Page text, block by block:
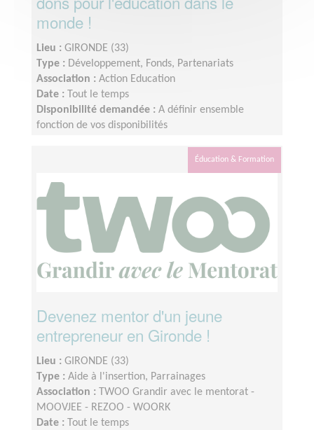
monde !
Lieu : GIRONDE (33)
Type : Développement, Fonds, Partenariats
Association : Action Education
Date :
Tout le temps
Disponibilité demandée : A définir ensemble
fonction de vos disponibilités
Éducation & Formation
Devenez mentor d'un jeune
entrepreneur en Gironde !
Lieu : GIRONDE (33)
Type : Aide à l'insertion, Parrainages
Association :
TWOO Grandir avec le mentorat -
MOOVJEE - REZOO - WOORK
Date :
Tout le temps